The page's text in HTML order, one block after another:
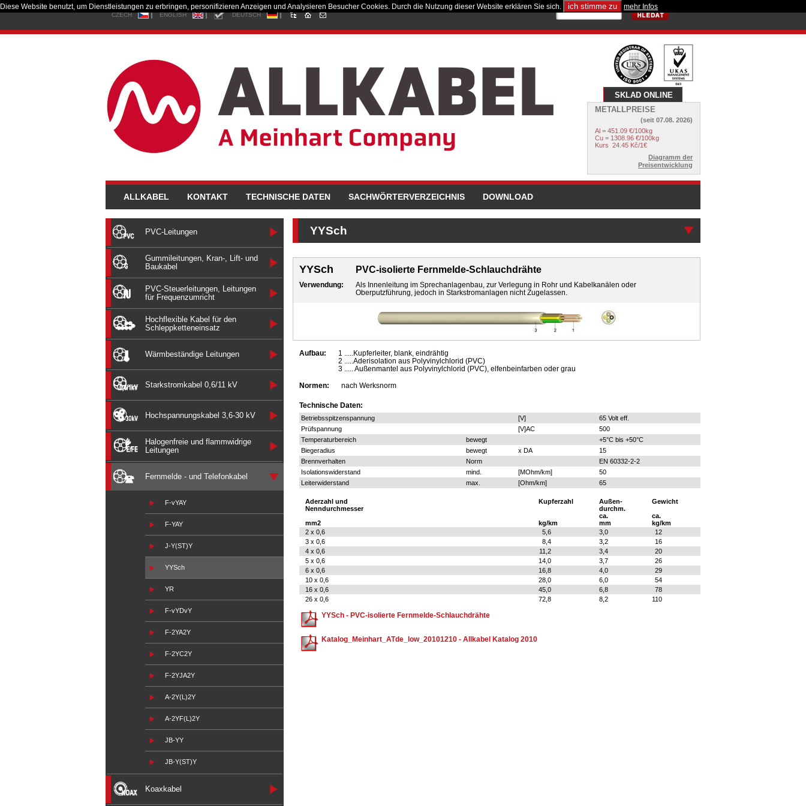
CZECH ENGLISH DEUTSCH
SKLAD ONLINE
METALLPREISE
(seit 07.08. 2026)
Al = 451.09 €/100kg
Cu = 1308.96 €/100kg
Kurs 24.45 Kč/1€
Diagramm der
Preisentwicklung
ALLKABEL KONTAKT TECHNISCHE DATEN SACHWÖRTERVERZEICHNIS DOWNLOAD
PVC-Leitungen
Gummileitungen, Kran-, Lift- und
Baukabel
PVC-Steuerleitungen, Leitungen
für Frequenzumricht
Hochflexible Kabel für den
Schleppketteneinsatz
Wärmbeständige Leitungen
Starkstromkabel 0,6/11 kV
Hochspannungskabel 3,6-30 kV
Halogenfreie und flammwidrige
Leitungen
Fernmelde - und Telefonkabel
F-vYAY
F-YAY
J-Y(ST)Y
YYSch
YR
F-vYDvY
F-2YA2Y
F-2YC2Y
F-2YJA2Y
A-2Y(L)2Y
A-2YF(L)2Y
JB-YY
JB-Y(ST)Y
Koaxkabel
YYSch
YYSch PVC-isolierte Fernmelde-Schlauchdrähte
Verwendung:
Als Innenleitung im Sprechanlagenbau, zur Verlegung in Rohr und Kabelkanälen oder
Oberputzführung, jedoch in Starkstromanlagen nicht Zugelassen.
Aufbau:
1 .....Kupferleiter, blank, eindrähtig
2 .....Aderisolation aus Polyvinylchlorid (PVC)
3 ..... Außenmantel aus Polyvinylchlorid (PVC), elfenbeinfarben oder grau
Normen:
nach Werksnorm
Technische Daten:
Betriebsspitzenspannung [V]
65 Volt eff.
Prüfspannung
[V]AC
500
Temperaturbereich
bewegt
+5°C bis +50°C
Biegeradius
bewegt x DA
15
Brennverhalten
Norm
EN 60332-2-2
Isolationswiderstand
mind. [MOhm/km]
50
Leiterwiderstand
max. [Ohm/km] 65
Aderzahl und
Nenndurchmesser
mm2
Kupferzahl
kg/km
Außen-
durchm.
ca.
mm
Gewicht
ca.
kg/km
2 x 0,6
5,6 3,0
12
3 x 0,6
8,4 3,2
16
4 x 0,6
11,2 3,4
20
5 x 0,6
14,0 3,7
26
6 x 0,6
16,8 4,0
29
10 x 0,6
28,0 6,0
54
16 x 0,6
45,0 6,8
78
26 x 0,6
72,8 8,2 110
YYSch - PVC-isolierte Fernmelde-Schlauchdrähte
Katalog_Meinhart_ATde_low_20101210 - Allkabel Katalog 2010
Diese Website benutzt, um Dienstleistungen zu erbringen, personifizieren Anzeigen und Analysieren Besucher Cookies. Durch die Nutzung dieser Website erklären Sie sich. ich stimme zu mehr Infos